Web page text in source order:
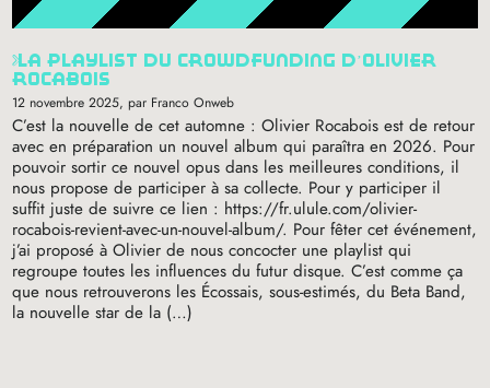
la playlist du crowdfunding d’olivier
rocabois
12 novembre 2025, par Franco Onweb
C’est la nouvelle de cet automne : Olivier Rocabois est de retour
avec en préparation un nouvel album qui paraîtra en 2026. Pour
pouvoir sortir ce nouvel opus dans les meilleures conditions, il
nous propose de participer à sa collecte. Pour y participer il
suffit juste de suivre ce lien : https://fr.ulule.com/olivier-
rocabois-revient-avec-un-nouvel-album/. Pour fêter cet événement,
j’ai proposé à Olivier de nous concocter une playlist qui
regroupe toutes les influences du futur disque. C’est comme ça
que nous retrouverons les Écossais, sous-estimés, du Beta Band,
la nouvelle star de la (…)